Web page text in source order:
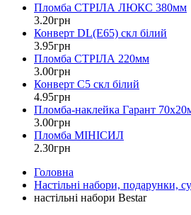
Пломба СТРІЛА ЛЮКС 380мм
3.20грн
Конверт DL(Е65) скл білий
3.95грн
Пломба СТРІЛА 220мм
3.00грн
Конверт С5 скл білий
4.95грн
Пломба-наклейка Гарант
3.00грн
Пломба МІНІСИЛ
2.30грн
Головна
Настільні набори, подарунки,
настільні набори Bestar